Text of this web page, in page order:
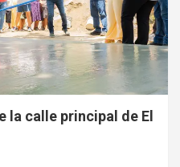
la calle principal de El